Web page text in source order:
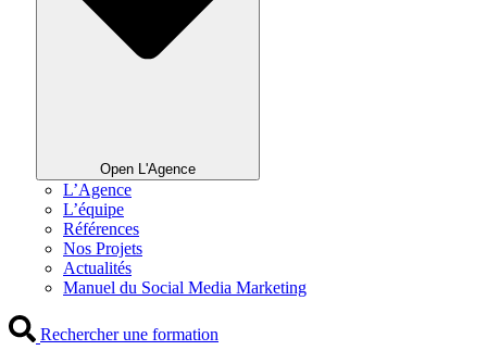
Open L'Agence
L’Agence
L’équipe
Références
Nos Projets
Actualités
Manuel du Social Media Marketing
Rechercher une formation